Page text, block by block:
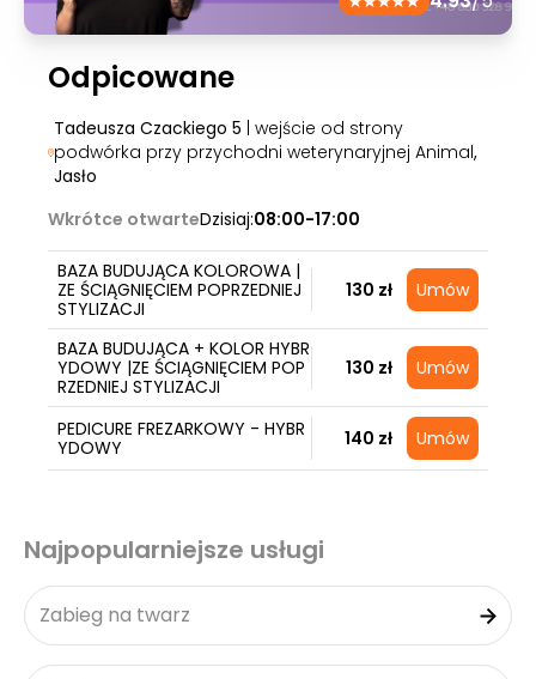
Odpicowane
Tadeusza Czackiego 5 | wejście od strony
podwórka przy przychodni weterynaryjnej Animal,
Jasło
Wkrótce otwarteDzisiaj:08:00-17:00
BAZA BUDUJĄCA KOLOROWA |
ZE ŚCIĄGNIĘCIEM POPRZEDNIEJ
STYLIZACJI
130 zł Umów
BAZA BUDUJĄCA + KOLOR HYBR
YDOWY |ZE ŚCIĄGNIĘCIEM POP
RZEDNIEJ STYLIZACJI
130 zł Umów
PEDICURE FREZARKOWY - HYBR
YDOWY
140 zł Umów
Najpopularniejsze usługi
Zabieg na twarz